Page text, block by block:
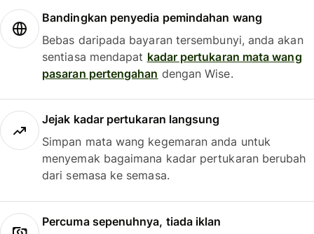
Bandingkan penyedia pemindahan wang
Bebas daripada bayaran tersembunyi, anda akan
sentiasa mendapat kadar pertukaran mata wang
pasaran pertengahan dengan Wise.
Jejak kadar pertukaran langsung
Simpan mata wang kegemaran anda untuk
menyemak bagaimana kadar pertukaran berubah
dari semasa ke semasa.
Percuma sepenuhnya, tiada iklan